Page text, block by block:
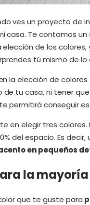
ves un proyecto de
casa. Te contamos un
de los
tú mismo de lo
la elección de colores
tu casa, ni tener
permitirá conseguir
en elegir tres
del espacio. Es decir,
en pequeños
la
que te guste para